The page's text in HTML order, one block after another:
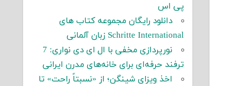
پی اس
دانلود رایگان مجموعه کتاب های
Schritte International زبان آلمانی
نورپردازی مخفی با ال ای دی نواری: 7
ترفند حرفه‌ای برای خانه‌های مدرن ایرانی
اخذ ویزای شینگن؛ از «نسبتاً راحت» تا